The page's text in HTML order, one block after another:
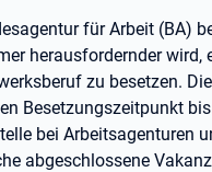
für Arbeit (BA)
herausfordernder wird,
zu besetzen.
Besetzungszeitpunkt
bei Arbeitsagenturen
abgeschlossene